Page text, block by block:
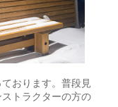
おります。普段見
トラクターの方の